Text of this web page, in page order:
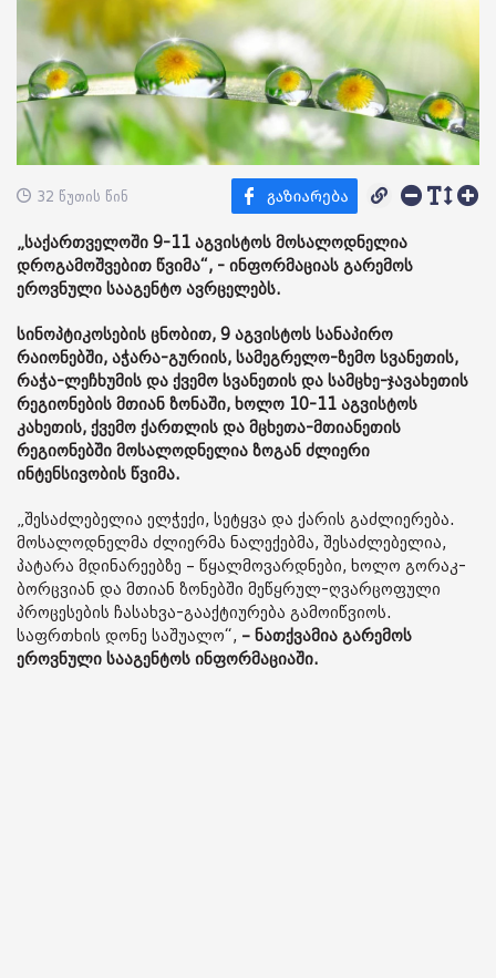
32 წუთის წინ
„საქართველოში 9-11 აგვისტოს მოსალოდნელია
დროგამოშვებით წვიმა“, - ინფორმაციას გარემოს
ეროვნული სააგენტო ავრცელებს.
სინოპტიკოსების ცნობით, 9 აგვისტოს სანაპირო
რაიონებში, აჭარა-გურიის, სამეგრელო-ზემო სვანეთის,
რაჭა-ლეჩხუმის და ქვემო სვანეთის და სამცხე-ჯავახეთის
რეგიონების მთიან ზონაში, ხოლო 10-11 აგვისტოს
კახეთის, ქვემო ქართლის და მცხეთა-მთიანეთის
რეგიონებში მოსალოდნელია ზოგან ძლიერი
ინტენსივობის წვიმა.
„შესაძლებელია ელჭექი, სეტყვა და ქარის გაძლიერება.
მოსალოდნელმა ძლიერმა ნალექებმა, შესაძლებელია,
პატარა მდინარეებზე – წყალმოვარდნები, ხოლო გორაკ-
ბორცვიან და მთიან ზონებში მეწყრულ-ღვარცოფული
პროცესების ჩასახვა-გააქტიურება გამოიწვიოს.
საფრთხის დონე საშუალო“, – ნათქვამია გარემოს
ეროვნული სააგენტოს ინფორმაციაში.